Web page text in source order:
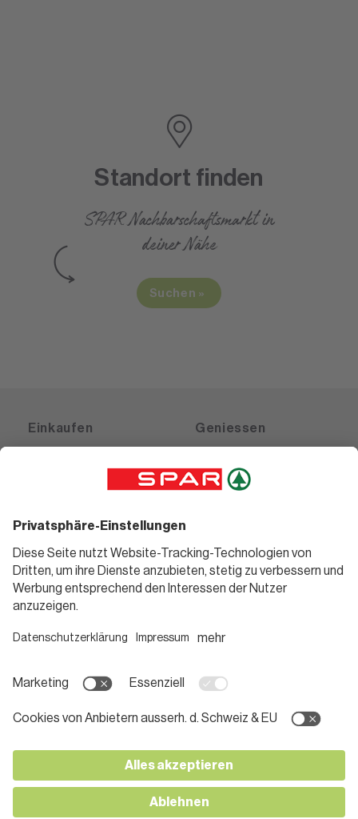
Standort finden
SPAR Nachbarschaftsmarktin
deiner Nähe
Suchen
Einkaufen
Gutscheine
Geniessen
Weinwelt
Bierwelt
Informieren
Teilnahmebedingungen
Pressemitteilungen
Karriere bei SPAR
Kontakt
Folge uns